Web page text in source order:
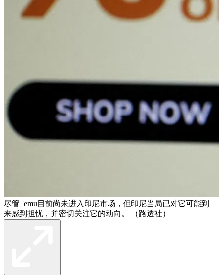
尽管Temu目前尚未进入印尼市场，但印尼当局已对它可能到
来感到担忧，并密切关注它的动向。 （路透社）